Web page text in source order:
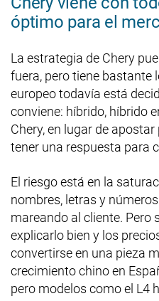
óptimo para el
La estrategia de Chery
fuera, pero tiene bastante
europeo todavía está
conviene: híbrido, híbrido
Chery, en lugar de
tener una respuesta para
El riesgo está en la
nombres, letras y
mareando al cliente. Pero
explicarlo bien y los
convertirse en una pieza
crecimiento chino en
pero modelos como el L4